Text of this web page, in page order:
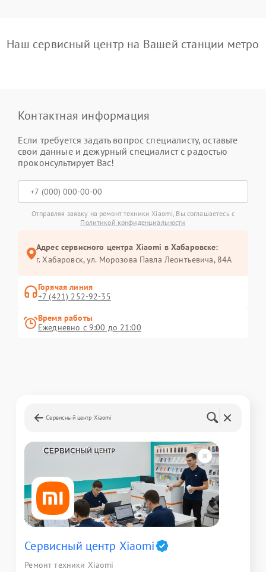
Наш сервисный центр на Вашей станции метро
Контактная информация
Если требуется задать вопрос специалисту, оставьте
свои данные и дежурный специалист с радостью
проконсультирует Вас!
Отправляя заявку на ремонт техники Xiaomi, Вы соглашаетесь с
Политикой конфиденциальности
Адрес сервисного центра Xiaomi в Хабаровске:
г. Хабаровск, ул. Морозова Павла Леонтьевича, 84А
Горячая линия
+7 (421) 252-92-35
Время работы
Ежедневно с 9:00 до 21:00
Сервисный центр Xiaomi
Сервисный центр Xiaomi
Ремонт техники Xiaomi